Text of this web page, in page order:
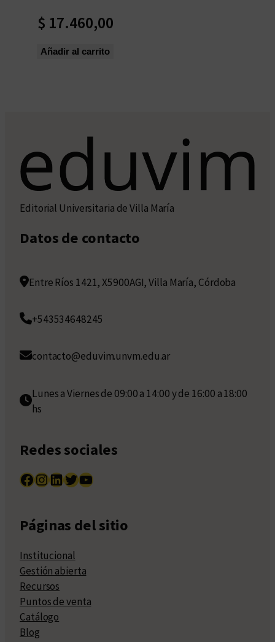
$ 17.460,00
Añadir al carrito
Editorial Universitaria de Villa María
Datos de contacto
Entre Ríos 1421, X5900AGI, Villa María, Córdoba
+543534648245
contacto@eduvim.unvm.edu.ar
Lunes a Viernes de 09:00 a 14:00 y de 16:00 a 18:00
hs
Redes sociales
Facebook InstagramLinkedIn Twitter YouTube
Páginas del sitio
Institucional
Gestión abierta
Recursos
Puntos de venta
Catálogo
Blog